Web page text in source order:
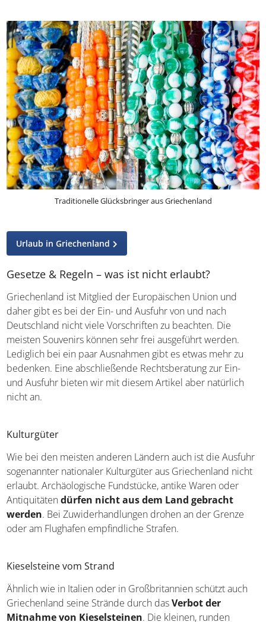
Allerdings klappt das angeblich nur dann, wenn die
Anzahl der aufgereihten Perlen ungerade ist.
Traditionelle Glücksbringer aus Griechenland
Urlaub in Griechenland
Gesetze & Regeln – was ist nicht erlaubt?
Griechenland ist Mitglied der Europäischen Union und
daher gibt es bei der Ein- und Ausfuhr von und nach
Deutschland nicht viele Vorschriften zu beachten. Die
meisten Souvenirs können sehr frei ausgeführt werden.
Lediglich bei ein paar Ausnahmen gibt es etwas mehr zu
bedenken. Eine abschließende Rechtsberatung zur Ein-
nicht an.
Kulturgüter
Wie bei den meisten anderen Ländern auch ist die
Ausfuhr sogenannter nationaler Kulturgüter aus
Griechenland nicht erlaubt. Archäologische Fundstücke,
antike Waren oder Antiquitätendürfen nicht aus dem
drohen an der Grenze oder am Flughafen empfindliche
Kieselsteine vom Strand